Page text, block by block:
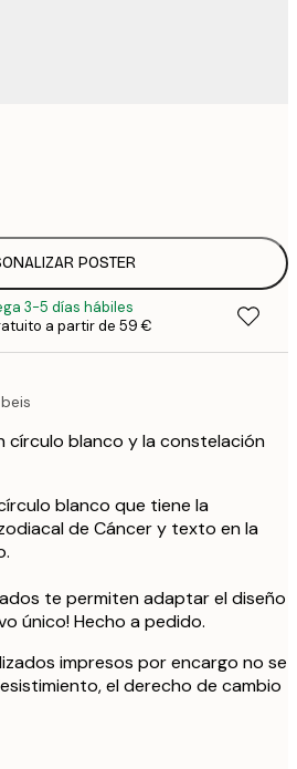
POSTER
3-5 días hábiles
a partir de 59 €
círculo blanco y la constelación
blanco que tiene la
de Cáncer y texto en la
te permiten adaptar el diseño
único! Hecho a pedido.
impresos por encargo no se
el derecho de cambio